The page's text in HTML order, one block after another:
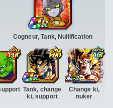
Tank, change
ki, support
Change ki,
nuker
Cogneur, Tank, Nullification